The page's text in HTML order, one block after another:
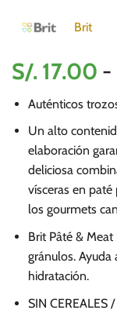
Brit
S/. 17.00 -
Auténticos
Un alto
elaboración
deliciosa
vísceras en paté
los gourmets
Brit Pâté &
gránulos.
hidratación.
SIN CEREALES